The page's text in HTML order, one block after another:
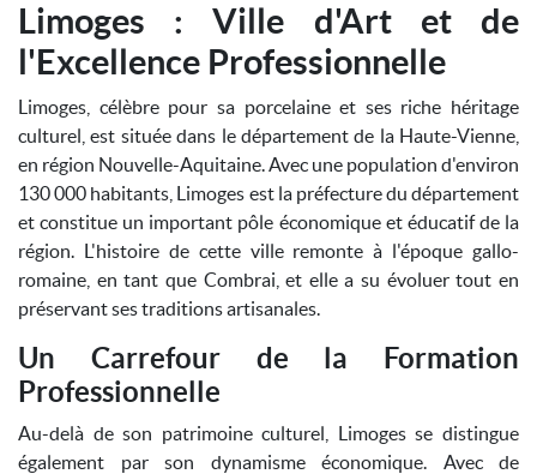
Limoges : Ville d'Art et de
l'Excellence Professionnelle
Limoges, célèbre pour sa porcelaine et ses riche héritage
culturel, est située dans le département de la Haute-Vienne,
en région Nouvelle-Aquitaine. Avec une population d'environ
130 000 habitants, Limoges est la préfecture du département
et constitue un important pôle économique et éducatif de la
région. L'histoire de cette ville remonte à l'époque gallo-
romaine, en tant que Combrai, et elle a su évoluer tout en
préservant ses traditions artisanales.
Un Carrefour de la Formation
Professionnelle
Au-delà de son patrimoine culturel, Limoges se distingue
également par son dynamisme économique. Avec de